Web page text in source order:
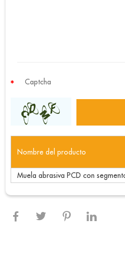
Nombre del producto
Muela abrasiva PCD con